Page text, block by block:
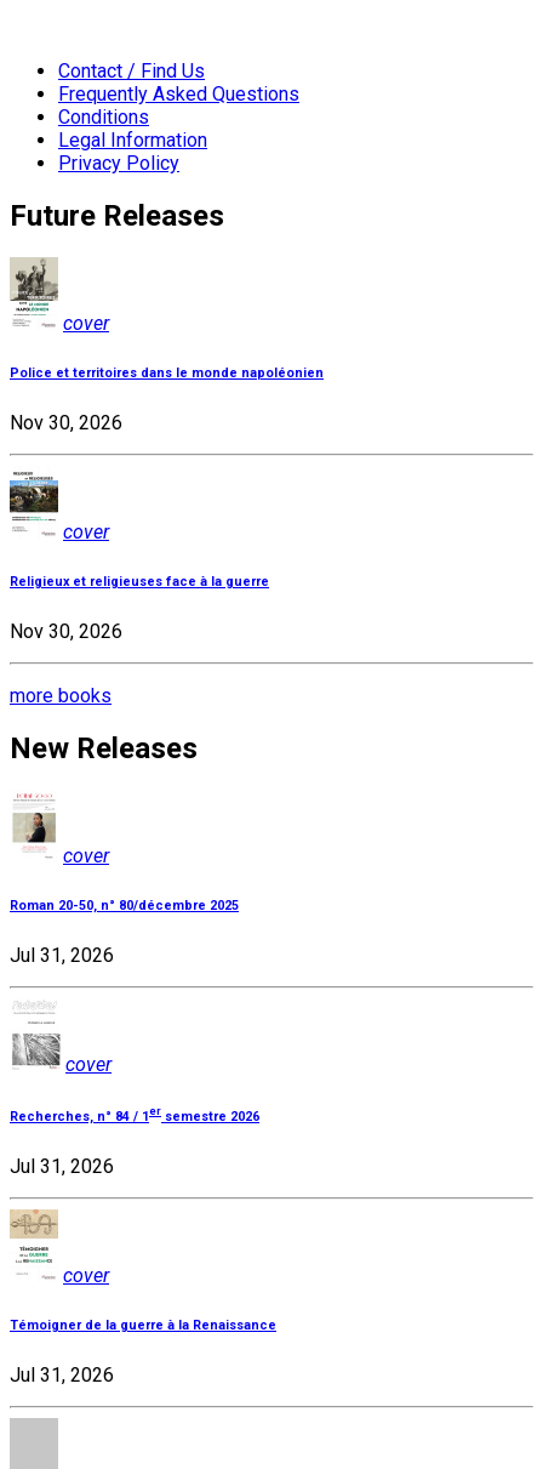
Contact / Find Us
Frequently Asked Questions
Conditions
Legal Information
Privacy Policy
Future Releases
cover
Police et territoires dans le monde napoléonien
Nov 30, 2026
cover
Religieux et religieuses face à la guerre
Nov 30, 2026
more books
New Releases
cover
Roman 20-50, n° 80/décembre 2025
Jul 31, 2026
cover
Recherches, n° 84 / 1 er semestre 2026
Jul 31, 2026
cover
Témoigner de la guerre à la Renaissance
Jul 31, 2026